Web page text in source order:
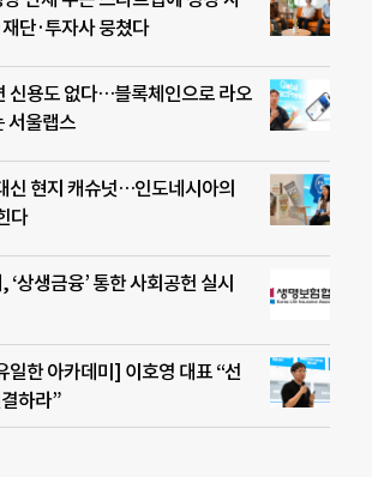
단·투자사 뭉쳤다
신용도 없다…블록체인으로 라오
서울랩스
신 현지 캐슈넛…인도네시아의
다
‘상생금융’ 통한 사회공헌 실시
일한 아카데미] 이호영 대표 “선
하라”